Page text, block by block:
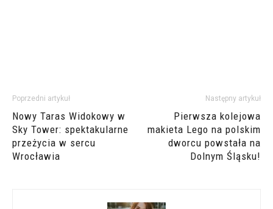
Poprzedni artykuł
Nowy Taras Widokowy w
Sky Tower: spektakularne
przeżycia w sercu
Wrocławia
Następny artykuł
Pierwsza kolejowa
makieta Lego na polskim
dworcu powstała na
Dolnym Śląsku!